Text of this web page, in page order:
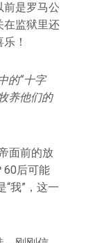
前是罗马公
在监狱里还
！
的“十字
养他们的
面前的放
60后可能
我”，这一